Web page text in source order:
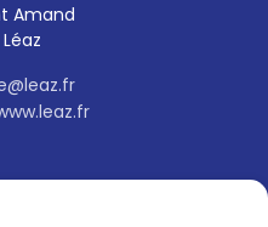
Amand